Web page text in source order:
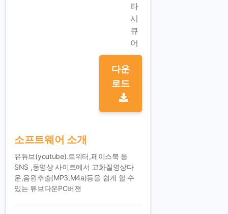
타
시
큐
어
다운
로드
소프트웨어 소개
유튜브(youtube).트위터,페이스북 등
SNS ,동영상 사이트에서 고화질영상다
운,음원추출(MP3,M4a)등을 쉽게 할 수
있는 튜브다운PC버젼